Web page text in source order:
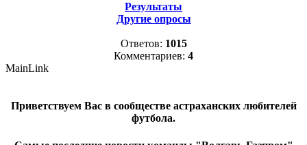
Результаты
Другие опросы
Ответов: 1015
Комментариев: 4
MainLink
Приветствуем Вас в сообществе астраханских любителей
футбола.